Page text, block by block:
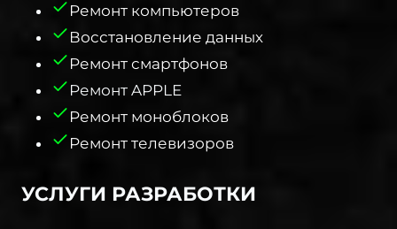
Ремонт компьютеров
Восстановление данных
Ремонт смартфонов
Ремонт APPLE
Ремонт моноблоков
Ремонт телевизоров
УСЛУГИ РАЗРАБОТКИ​